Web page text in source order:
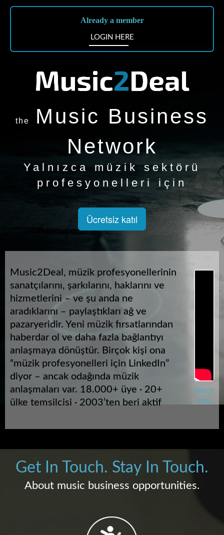
Already a member
LOGIN HERE
the
Music Business
Network
Yalnızca müzik sektörü
profesyonelleri için
Ücretsiz katıl
Music2Deal, müzik profesyonellerinin
sanatçılarını, şarkılarını, haklarını ve
hizmetlerini – ve şu anda ne
aradıklarını – paylaştıkları ağ ve
pazaryeridir. Yeni müzik fırsatlarından
haberdar ol ve daha fazla bağlantıyı
anlaşmaya dönüştür. Birçok kişi ona
“müzik profesyonelleri için LinkedIn”
diyor – ancak odağında müzik
anlaşmaları var. 18.000+ üye · 20+
ülke temsilcisi · 2003’ten beri aktif
Watch
video
Get In Touch. Stay In Touch.
About music business opportunities.